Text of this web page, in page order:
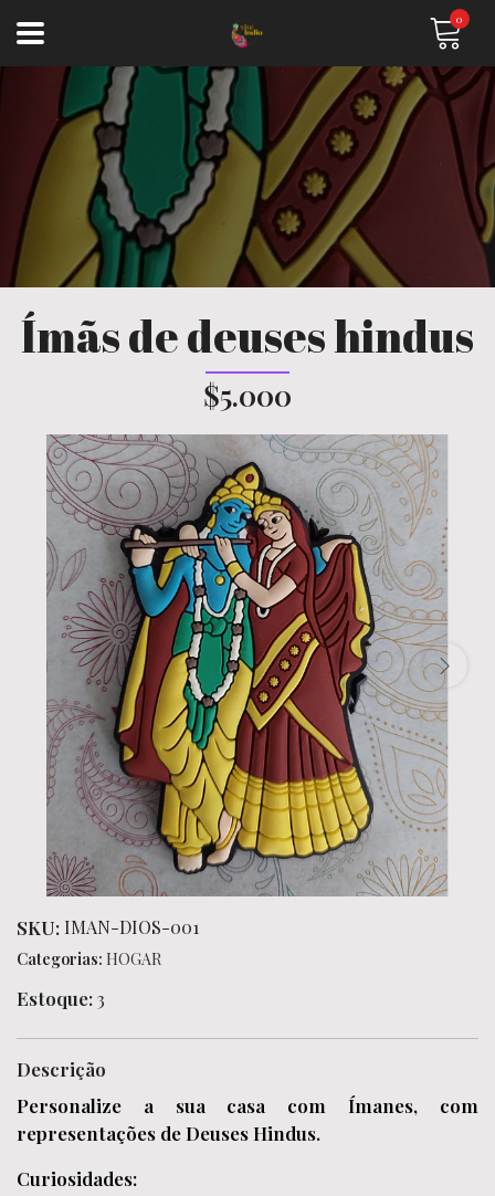
0
Ímãs de deuses hindus
$5.000
SKU: IMAN-DIOS-001
Categorias: HOGAR
Estoque:3
Descrição
Personalize a sua casa com Ímanes, com
representações de Deuses Hindus.
Curiosidades: